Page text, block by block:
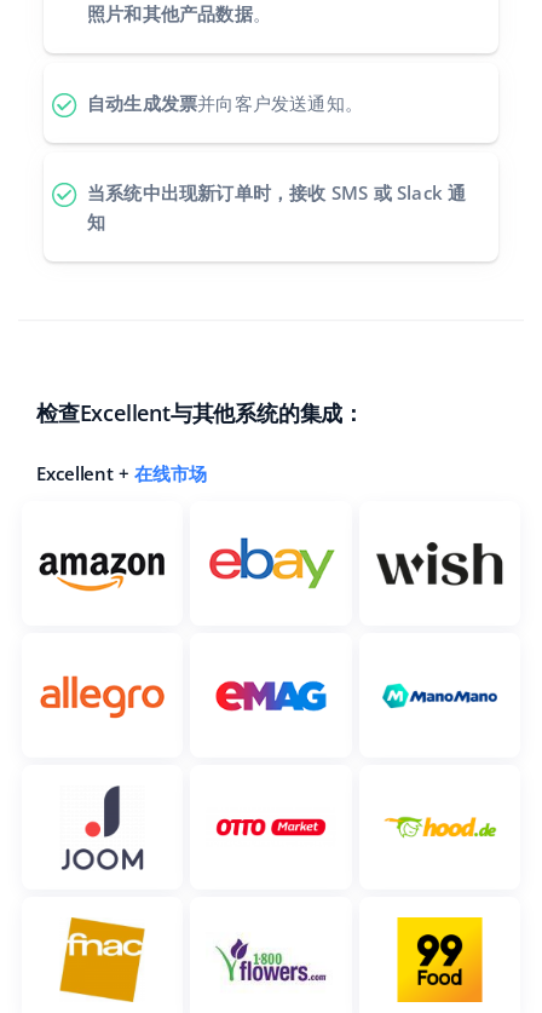
照片和其他产品数据。
自动生成发票并向客户发送通知。
当系统中出现新订单时，接收 SMS 或 Slack 通
知
检查Excellent与其他系统的集成：
Excellent + 在线市场